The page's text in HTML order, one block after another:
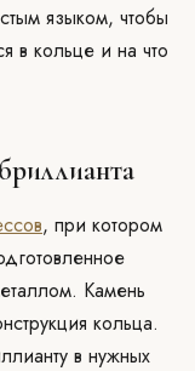
языком, чтобы
в кольце и на что
, при котором
Камень
кольца.
в нужных